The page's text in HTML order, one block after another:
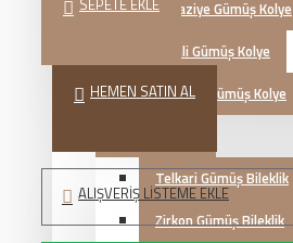
Kazaziye Gümüş Kolye
İsimli Gümüş Kolye
Zultanit Gümüş Kolye
Telkari Gümüş Bileklik
Zirkon Gümüş Bileklik
HEMEN SATIN AL
ALIŞVERIŞ LISTEME EKLE